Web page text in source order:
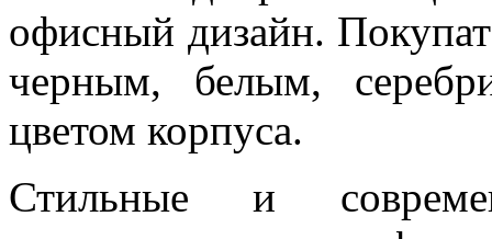
офисный дизайн.
черным, белым,
цветом корпуса.
Стильные и